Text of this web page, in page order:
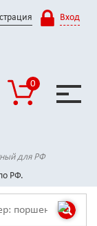
Вход
0
для РФ
РФ.